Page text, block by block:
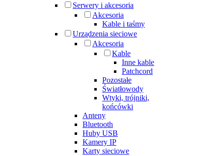
Serwery i akcesoria
Akcesoria
Kable i taśmy
Urządzenia sieciowe
Akcesoria
Kable
Inne kable
Patchcord
Pozostałe
Światłowody
Wtyki, trójniki,
końcówki
Anteny
Bluetooth
Huby USB
Kamery IP
Karty sieciowe